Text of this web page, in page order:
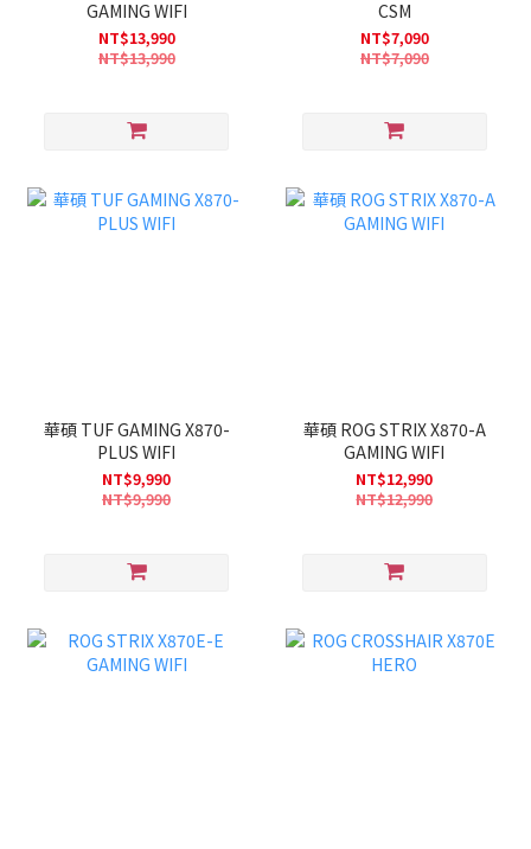
GAMING WIFI
NT$13,990
NT$13,990
CSM
NT$7,090
NT$7,090
華碩 TUF GAMING X870-
PLUS WIFI
NT$9,990
NT$9,990
華碩 ROG STRIX X870-A
GAMING WIFI
NT$12,990
NT$12,990